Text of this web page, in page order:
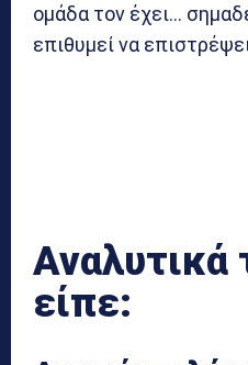
ομάδα τον έχει…
επιθυμεί να
Αναλυτικά
είπε: